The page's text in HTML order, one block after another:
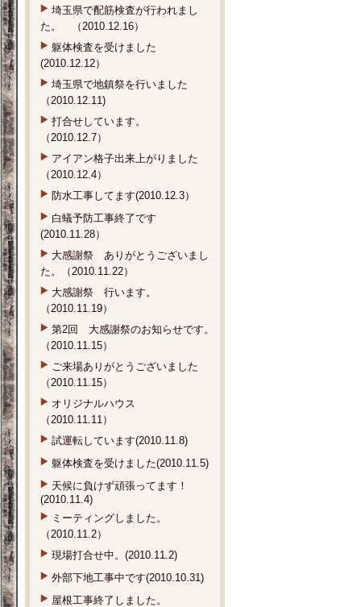
埼玉県で配筋検査が行われまし
た。 （2010.12.16）
躯体検査を受けました
(2010.12.12）
埼玉県で地鎮祭を行いました
（2010.12.11)
打合せしています。
（2010.12.7）
アイアン格子出来上がりました
（2010.12.4）
防水工事してます(2010.12.3）
白蟻予防工事終了です
(2010.11.28）
大感謝祭 ありがとうございまし
た。（2010.11.22）
大感謝祭 行います。
（2010.11.19）
第2回 大感謝祭のお知らせです。
（2010.11.15）
ご来場ありがとうございました
（2010.11.15）
オリジナルハウス
（2010.11.11）
試運転しています(2010.11.8)
躯体検査を受けました(2010.11.5)
天候に負けず頑張ってます！
(2010.11.4)
ミーティングしました。
（2010.11.2）
現場打合せ中。(2010.11.2)
外部下地工事中です(2010.10.31)
屋根工事終了しました。